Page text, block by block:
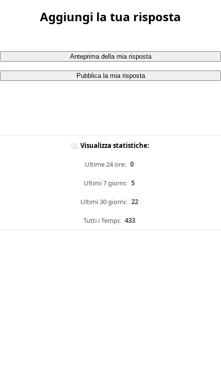
Aggiungi la tua risposta
Anteprima della mia risposta
Pubblica la mia risposta
Visualizza statistiche:
Ultime 24 ore: 0
Ultimi 7 giorni: 5
Ultimi 30 giorni: 22
Tutti i Tempi: 433